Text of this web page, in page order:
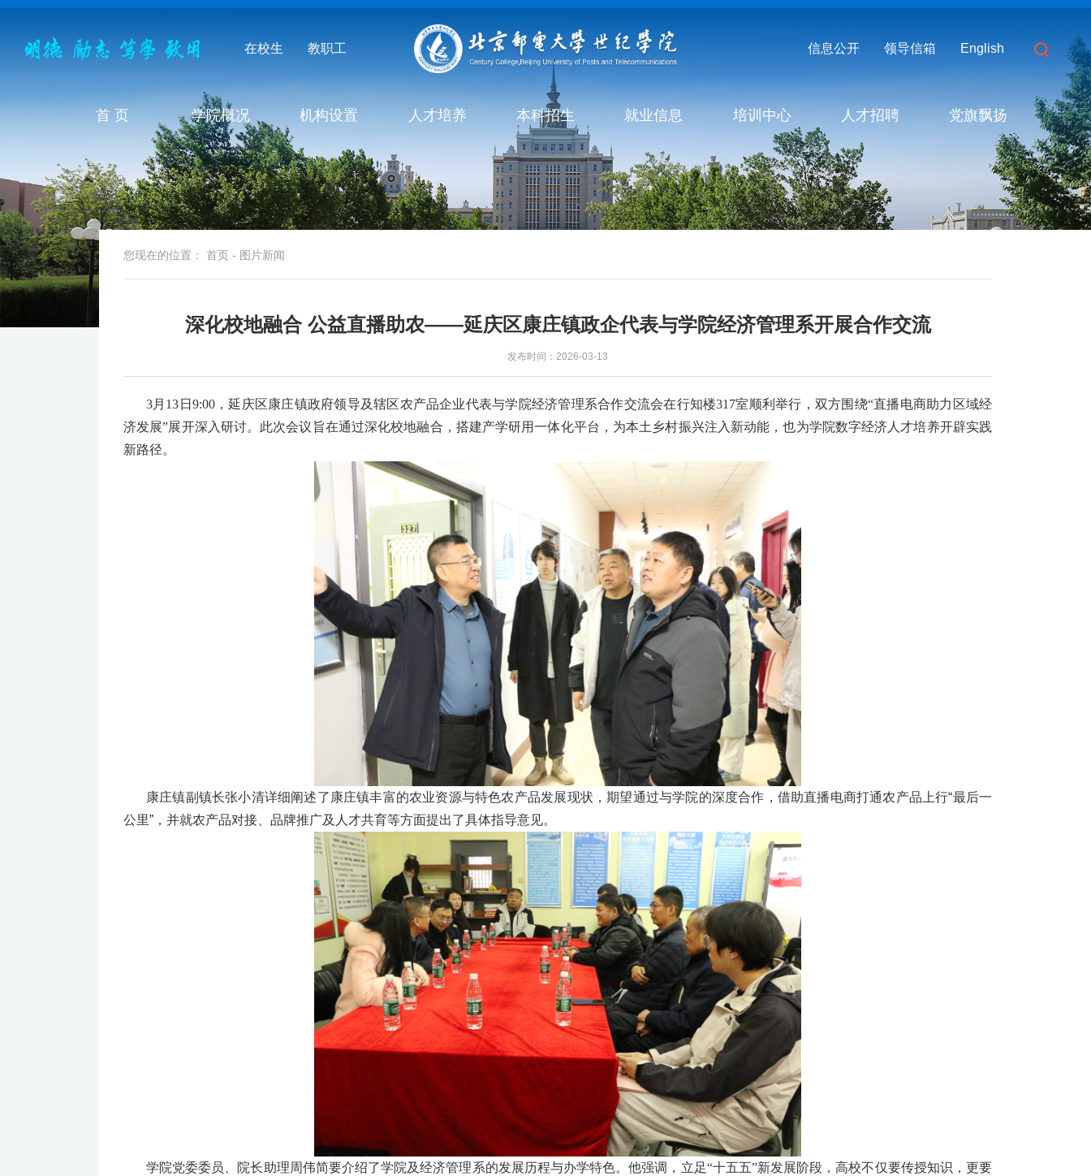
在校生 教职工 信息公开 领导信箱 English
首 页 学院概况 机构设置 人才培养 本科招生 就业信息 培训中心 人才招聘 党旗飘扬
您现在的位置： 首页 - 图片新闻
深化校地融合 公益直播助农——延庆区康庄镇政企代表与学院经济管理系开展合作交流
发布时间：2026-03-13
3月13日9:00，延庆区康庄镇政府领导及辖区农产品企业代表与学院经济管理系合作交流会在行知楼317室顺利举行，双方围绕“直播电商助力区域经
济发展”展开深入研讨。此次会议旨在通过深化校地融合，搭建产学研用一体化平台，为本土乡村振兴注入新动能，也为学院数字经济人才培养开辟实践
新路径。
康庄镇副镇长张小清详细阐述了康庄镇丰富的农业资源与特色农产品发展现状，期望通过与学院的深度合作，借助直播电商打通农产品上行“最后一
公里”，并就农产品对接、品牌推广及人才共育等方面提出了具体指导意见。
学院党委委员、院长助理周伟简要介绍了学院及经济管理系的发展历程与办学特色。他强调，立足“十五五”新发展阶段，高校不仅要传授知识，更要